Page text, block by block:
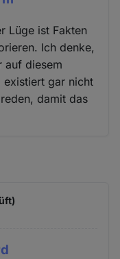
Lüge ist Fakten
Ich denke,
auf diesem
existiert gar nicht
damit das